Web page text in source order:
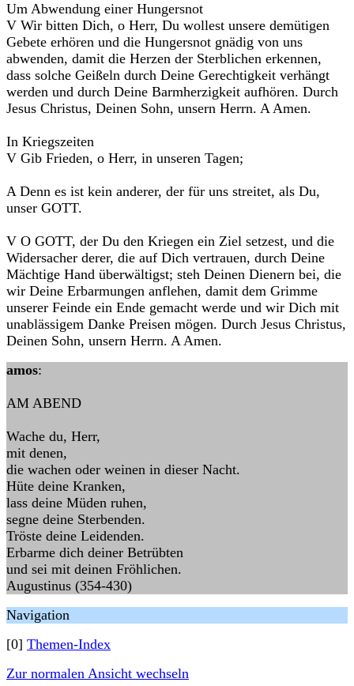
Um Abwendung einer Hungersnot
V Wir bitten Dich, o Herr, Du wollest unsere demütigen
Gebete erhören und die Hungersnot gnädig von uns
abwenden, damit die Herzen der Sterblichen erkennen,
dass solche Geißeln durch Deine Gerechtigkeit verhängt
werden und durch Deine Barmherzigkeit aufhören. Durch
Jesus Christus, Deinen Sohn, unsern Herrn. A Amen.
In Kriegszeiten
V Gib Frieden, o Herr, in unseren Tagen;
A Denn es ist kein anderer, der für uns streitet, als Du,
unser GOTT.
V O GOTT, der Du den Kriegen ein Ziel setzest, und die
Widersacher derer, die auf Dich vertrauen, durch Deine
Mächtige Hand überwältigst; steh Deinen Dienern bei, die
wir Deine Erbarmungen anflehen, damit dem Grimme
unserer Feinde ein Ende gemacht werde und wir Dich mit
unablässigem Danke Preisen mögen. Durch Jesus Christus,
Deinen Sohn, unsern Herrn. A Amen.
amos:
AM ABEND
Wache du, Herr,
mit denen,
die wachen oder weinen in dieser Nacht.
Hüte deine Kranken,
lass deine Müden ruhen,
segne deine Sterbenden.
Tröste deine Leidenden.
Erbarme dich deiner Betrübten
und sei mit deinen Fröhlichen.
Augustinus (354-430)
Navigation
[0] Themen-Index
Zur normalen Ansicht wechseln